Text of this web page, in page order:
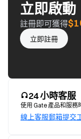
立即啟動
註冊即可獲得
立即註冊
24 小時客服
使用 Gate 產品和服務
線上客服郵箱提交